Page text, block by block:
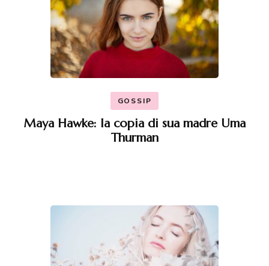
GOSSIP
Maya Hawke: la copia di sua madre Uma
Thurman